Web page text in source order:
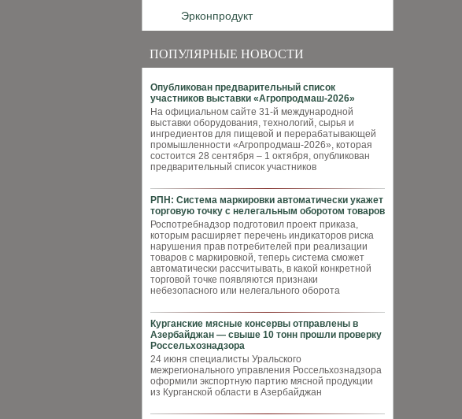
Эрконпродукт
ПОПУЛЯРНЫЕ НОВОСТИ
Опубликован предварительный список
участников выставки «Агропродмаш-2026»
На официальном сайте 31-й международной
выставки оборудования, технологий, сырья и
ингредиентов для пищевой и перерабатывающей
промышленности «Агропродмаш-2026», которая
состоится 28 сентября – 1 октября, опубликован
предварительный список участников
РПН: Система маркировки автоматически укажет
торговую точку с нелегальным оборотом товаров
Роспотребнадзор подготовил проект приказа,
которым расширяет перечень индикаторов риска
нарушения прав потребителей при реализации
товаров с маркировкой, теперь система сможет
автоматически рассчитывать, в какой конкретной
торговой точке появляются признаки
небезопасного или нелегального оборота
Курганские мясные консервы отправлены в
Азербайджан — свыше 10 тонн прошли проверку
Россельхознадзора
24 июня специалисты Уральского
межрегионального управления Россельхознадзора
оформили экспортную партию мясной продукции
из Курганской области в Азербайджан